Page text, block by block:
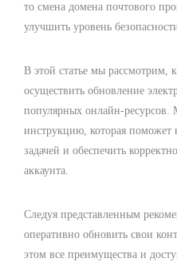
то смена домена почтового
улучшить уровень
В этой статье мы рассмотрим,
осуществить обновление
популярных онлайн-
инструкцию, которая поможет
задачей и обеспечить
аккаунта.
Следуя представленным
оперативно обновить свои
этом все преимущества и